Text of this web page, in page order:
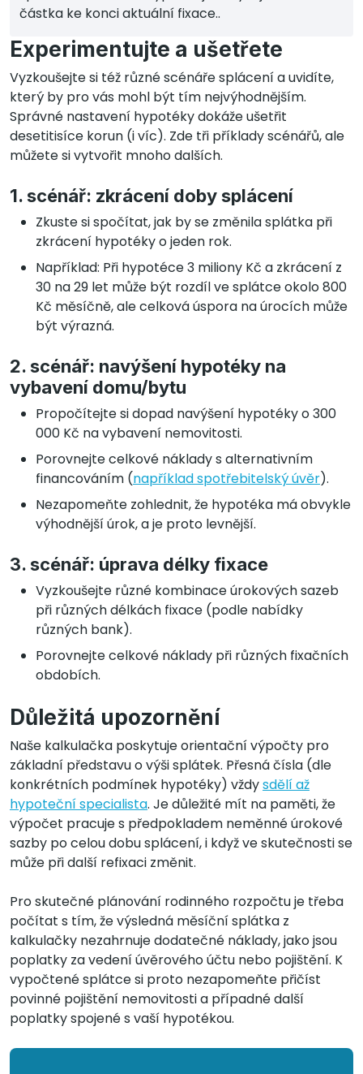
částka ke konci aktuální fixace..
Experimentujte a ušetřete
Vyzkoušejte si též různé scénáře splácení a uvidíte,
který by pro vás mohl být tím nejvýhodnějším.
Správné nastavení hypotéky dokáže ušetřit
desetitisíce korun (i víc). Zde tři příklady scénářů, ale
můžete si vytvořit mnoho dalších.
1. scénář: zkrácení doby splácení
Zkuste si spočítat, jak by se změnila splátka při
zkrácení hypotéky o jeden rok.
Například: Při hypotéce 3 miliony Kč a zkrácení z
30 na 29 let může být rozdíl ve splátce okolo 800
Kč měsíčně, ale celková úspora na úrocích může
být výrazná.
2. scénář: navýšení hypotéky na
vybavení domu/bytu
Propočítejte si dopad navýšení hypotéky o 300
000 Kč na vybavení nemovitosti.
Porovnejte celkové náklady s alternativním
financováním (například spotřebitelský úvěr).
Nezapomeňte zohlednit, že hypotéka má obvykle
výhodnější úrok, a je proto levnější.
3. scénář: úprava délky fixace
Vyzkoušejte různé kombinace úrokových sazeb
při různých délkách fixace (podle nabídky
různých bank).
Porovnejte celkové náklady při různých fixačních
obdobích.
Důležitá upozornění
Naše kalkulačka poskytuje orientační výpočty pro
základní představu o výši splátek. Přesná čísla (dle
konkrétních podmínek hypotéky) vždysdělí až
hypoteční specialista. Je důležité mít na paměti, že
výpočet pracuje s předpokladem neměnné úrokové
sazby po celou dobu splácení, i když ve skutečnosti se
může při další refixaci změnit.
Pro skutečné plánování rodinného rozpočtu je třeba
počítat s tím, že výsledná měsíční splátka z
kalkulačky nezahrnuje dodatečné náklady, jako jsou
poplatky za vedení úvěrového účtu nebo pojištění. K
vypočtené splátce si proto nezapomeňte přičíst
povinné pojištění nemovitosti a případné další
poplatky spojené s vaší hypotékou.